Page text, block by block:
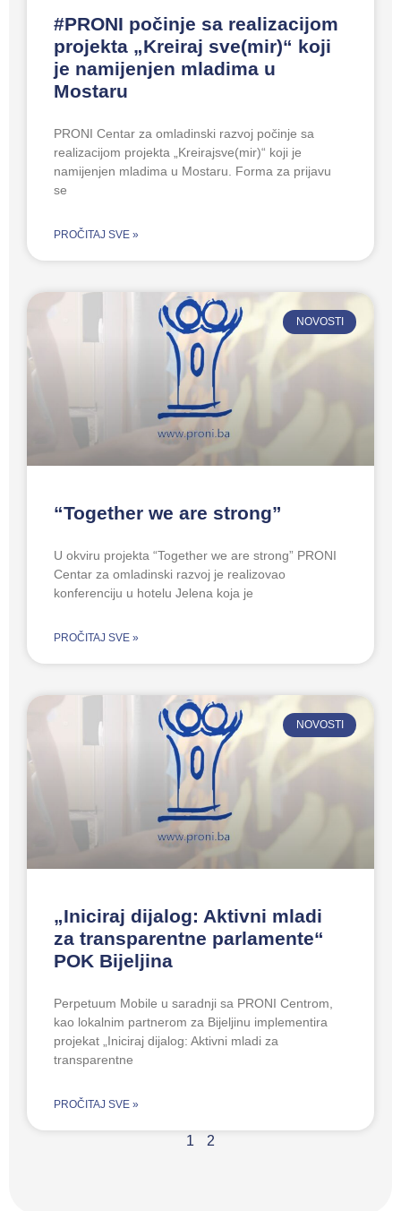
#PRONI počinje sa realizacijom
projekta „Kreiraj sve(mir)“ koji
je namijenjen mladima u
Mostaru
PRONI Centar za omladinski razvoj počinje sa
realizacijom projekta „Kreirajsve(mir)“ koji je
namijenjen mladima u Mostaru. Forma za prijavu
se
PROČITAJ SVE »
NOVOSTI
“Together we are strong”
U okviru projekta “Together we are strong” PRONI
Centar za omladinski razvoj je realizovao
konferenciju u hotelu Jelena koja je
PROČITAJ SVE »
NOVOSTI
„Iniciraj dijalog: Aktivni mladi
za transparentne parlamente“
POK Bijeljina
Perpetuum Mobile u saradnji sa PRONI Centrom,
kao lokalnim partnerom za Bijeljinu implementira
projekat „Iniciraj dijalog: Aktivni mladi za
transparentne
PROČITAJ SVE »
1 2